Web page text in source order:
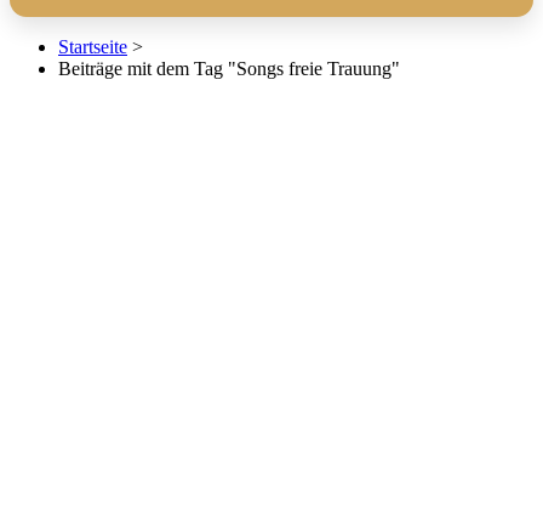
Startseite >
Beiträge mit dem Tag "Songs freie Trauung"